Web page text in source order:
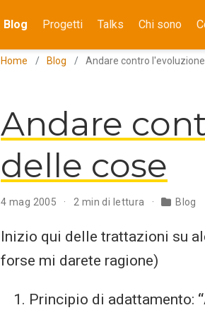
Blog Progetti Talks Chi sono
Home Blog Andare contro
Andare
delle cose
4 mag 2005 2 min di lettura Blog
Inizio qui delle trattazioni su
forse mi darete ragione)
Principio di adattamento: